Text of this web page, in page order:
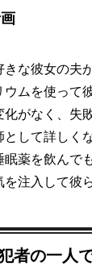
きな彼女の夫
ムを使って
化がなく、失
として詳しく
薬を飲んで
注入して彼
者の一人